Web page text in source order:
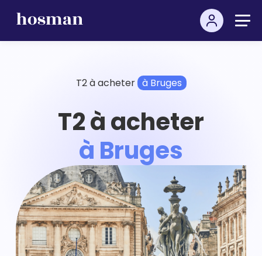
T2 à acheter à Bruges
T2 à acheter
à Bruges